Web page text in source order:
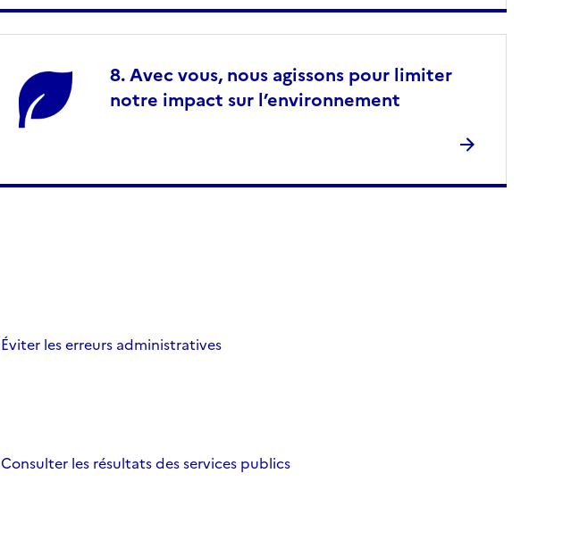
Avec vous, nous agissons pour limiter
notre impact sur l’environnement
Éviter les erreurs administratives
Consulter les résultats des services publics